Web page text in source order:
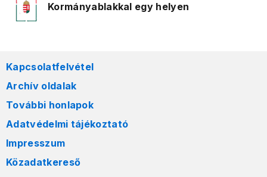
Kormányablakkal egy helyen
Kapcsolatfelvétel
Archív oldalak
További honlapok
Adatvédelmi tájékoztató
Impresszum
Közadatkereső